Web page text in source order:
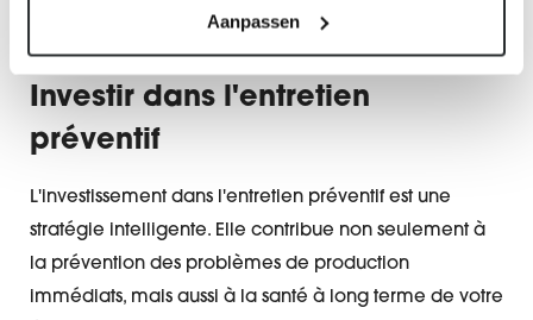
Aanpassen
Investir dans l'entretien
préventif
L'investissement dans l'entretien préventif est une
stratégie intelligente. Elle contribue non seulement à
la prévention des problèmes de production
immédiats, mais aussi à la santé à long terme de votre